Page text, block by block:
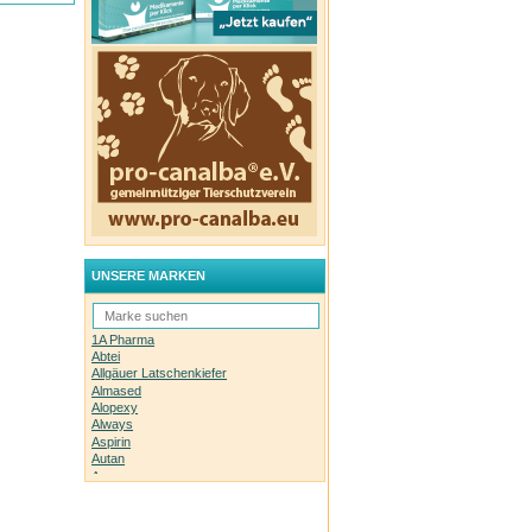
UNSERE MARKEN
1A Pharma
Abtei
Allgäuer Latschenkiefer
Almased
Alopexy
Always
Aspirin
Autan
Avene